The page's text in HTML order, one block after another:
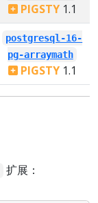
PIGSTY1.1
postgresql-16-
pg-arraymath
PIGSTY1.1
扩展：